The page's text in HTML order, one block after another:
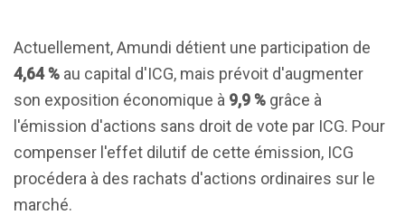
Actuellement, Amundi détient une participation de
4,64 % au capital d'ICG, mais prévoit d'augmenter
son exposition économique à 9,9 % grâce à
l'émission d'actions sans droit de vote par ICG. Pour
compenser l'effet dilutif de cette émission, ICG
procédera à des rachats d'actions ordinaires sur le
marché.